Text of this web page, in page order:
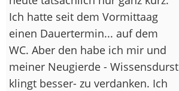
Ich hatte seit dem Vormittaag
einen Dauertermin... auf dem
WC. Aber den habe ich mir und
meiner Neugierde - Wissensdurst
klingt besser- zu verdanken. Ich